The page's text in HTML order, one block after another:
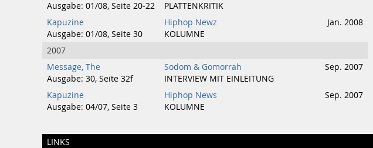
Ausgabe: 01/08, Seite 20-22
PLATTENKRITIK
Kapuzine
Ausgabe: 01/08, Seite 30
Hiphop Newz
KOLUMNE
Jan. 2008
2007
Message, The
Ausgabe: 30, Seite 32f
Sodom & Gomorrah
INTERVIEW MIT EINLEITUNG
Sep. 2007
Kapuzine
Ausgabe: 04/07, Seite 3
Hiphop News
KOLUMNE
Sep. 2007
LINKS